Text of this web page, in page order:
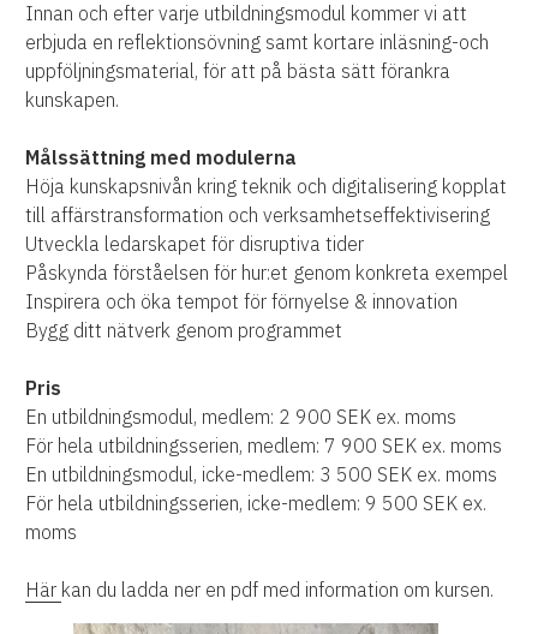
Innan och efter varje utbildningsmodul kommer vi att
erbjuda en reflektionsövning samt kortare inläsning-och
uppföljningsmaterial, för att på bästa sätt förankra
kunskapen.
Målssättning med modulerna
Höja kunskapsnivån kring teknik och digitalisering kopplat
till affärstransformation och verksamhetseffektivisering
Utveckla ledarskapet för disruptiva tider
Påskynda förståelsen för hur:et genom konkreta exempel
Inspirera och öka tempot för förnyelse & innovation
Bygg ditt nätverk genom programmet
Pris
En utbildningsmodul, medlem: 2 900 SEK ex. moms
För hela utbildningsserien, medlem: 7 900 SEK ex. moms
En utbildningsmodul, icke-medlem: 3 500 SEK ex. moms
För hela utbildningsserien, icke-medlem: 9 500 SEK ex.
moms
Här kan du ladda ner en pdf med information om kursen.